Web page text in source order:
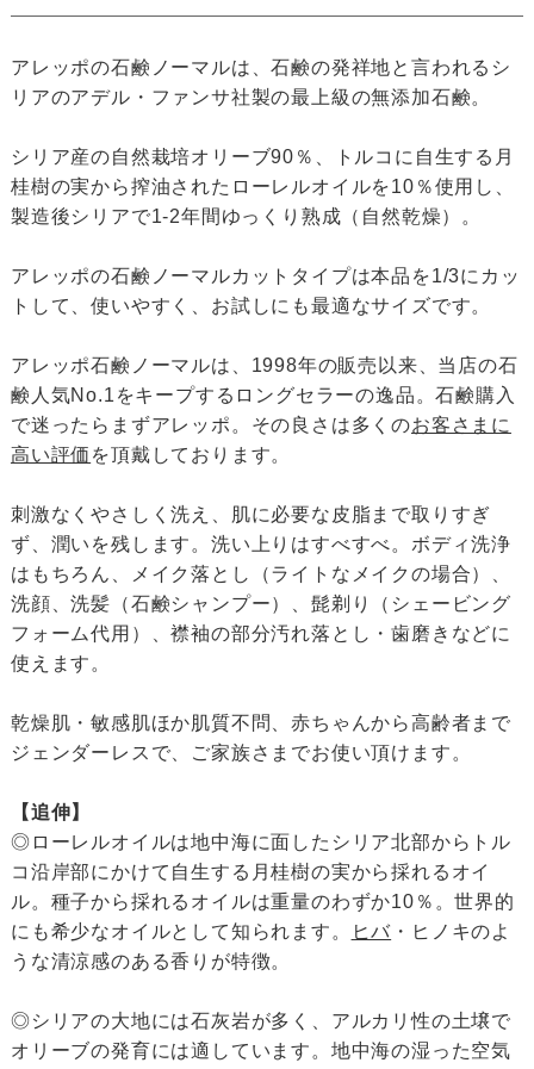
アレッポの石鹸ノーマルは、石鹸の発祥地と言われるシ
リアのアデル・ファンサ社製の最上級の無添加石鹸。
シリア産の自然栽培オリーブ90％、トルコに自生する月
桂樹の実から搾油されたローレルオイルを10％使用し、
製造後シリアで1-2年間ゆっくり熟成（自然乾燥）。
アレッポの石鹸ノーマルカットタイプは本品を1/3にカッ
トして、使いやすく、お試しにも最適なサイズです。
アレッポ石鹸ノーマルは、1998年の販売以来、当店の石
鹸人気No.1をキープするロングセラーの逸品。石鹸購入
で迷ったらまずアレッポ。その良さは多くのお客さまに
高い評価 を頂戴しております。
刺激なくやさしく洗え、肌に必要な皮脂まで取りすぎ
ず、潤いを残します。洗い上りはすべすべ。ボディ洗浄
はもちろん、メイク落とし（ライトなメイクの場合）、
洗顔、洗髪（石鹸シャンプー）、髭剃り（シェービング
フォーム代用）、襟袖の部分汚れ落とし・歯磨きなどに
使えます。
乾燥肌・敏感肌ほか肌質不問、赤ちゃんから高齢者まで
ジェンダーレスで、ご家族さまでお使い頂けます。
【追伸】
◎ローレルオイルは地中海に面したシリア北部からトル
コ沿岸部にかけて自生する月桂樹の実から採れるオイ
ル。種子から採れるオイルは重量のわずか10％。世界的
にも希少なオイルとして知られます。
ヒバ ・ヒノキのよ
うな清涼感のある香りが特徴。
◎シリアの大地には石灰岩が多く、アルカリ性の土壌で
オリーブの発育には適しています。地中海の湿った空気